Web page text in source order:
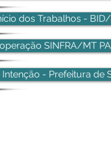
dos Trabalhos -
SINFRA/MT
- Prefeitura de